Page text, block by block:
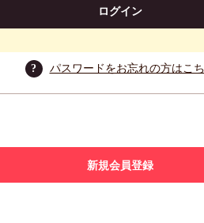
ログイン
? パスワードをお忘れの方はこ
新規会員登録